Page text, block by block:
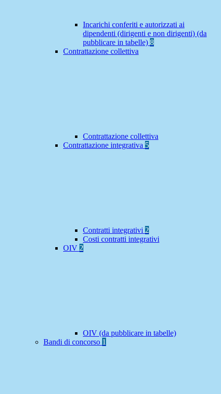
Incarichi conferiti e autorizzati ai
dipendenti (dirigenti e non dirigenti) (da
pubblicare in tabelle) 8
Contrattazione collettiva
Contrattazione collettiva
Contrattazione integrativa 5
Contratti integrativi 2
Costi contratti integrativi
OIV 2
OIV (da pubblicare in tabelle)
Bandi di concorso 1